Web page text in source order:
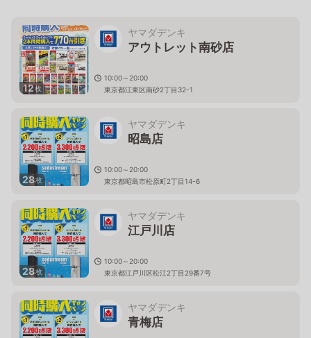
12枚
ヤマダデンキ
アウトレット南砂店
10:00～20:00
東京都江東区南砂2丁目32-1
28枚
ヤマダデンキ
昭島店
10:00～20:00
東京都昭島市松原町2丁目14-6
28枚
ヤマダデンキ
江戸川店
10:00～20:00
東京都江戸川区松江2丁目29番7号
ヤマダデンキ
青梅店